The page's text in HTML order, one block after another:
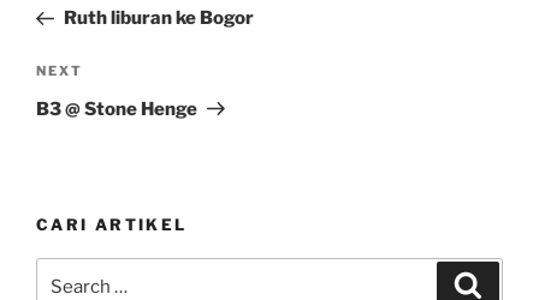
PostRuth liburan ke Bogor
Next
Post
NEXT
B3 @ Stone Henge
CARI ARTIKEL